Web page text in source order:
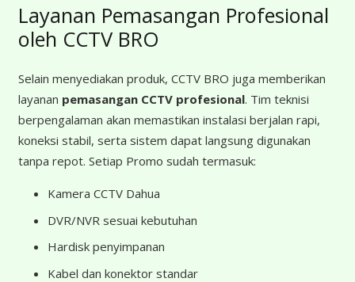
Layanan Pemasangan Profesional
oleh CCTV BRO
Selain menyediakan produk, CCTV BRO juga memberikan
layanan pemasangan CCTV profesional. Tim teknisi
berpengalaman akan memastikan instalasi berjalan rapi,
koneksi stabil, serta sistem dapat langsung digunakan
tanpa repot. Setiap Promo sudah termasuk:
Kamera CCTV Dahua
DVR/NVR sesuai kebutuhan
Hardisk penyimpanan
Kabel dan konektor standar